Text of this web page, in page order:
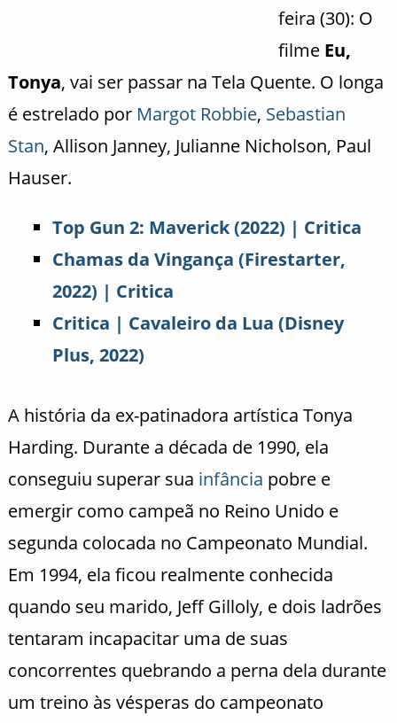
feira (30): O
filme Eu,
Tonya, vai ser passar na Tela Quente. O longa
é estrelado por Margot Robbie, Sebastian
Stan, Allison Janney, Julianne Nicholson, Paul
Hauser.
Top Gun 2: Maverick (2022) | Critica
Chamas da Vingança (Firestarter,
2022) | Critica
Critica | Cavaleiro da Lua (Disney
Plus, 2022)
A história da ex-patinadora artística Tonya
Harding. Durante a década de 1990, ela
conseguiu superar sua infância pobre e
emergir como campeã no Reino Unido e
segunda colocada no Campeonato Mundial.
Em 1994, ela ficou realmente conhecida
quando seu marido, Jeff Gilloly, e dois ladrões
tentaram incapacitar uma de suas
concorrentes quebrando a perna dela durante
um treino às vésperas do campeonato